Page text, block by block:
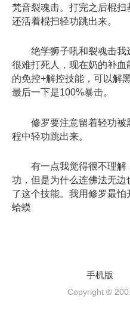
梵音裂魂击。打完之后棍
还活着棍扫轻功跳出来。
绝学狮子吼和裂魂击我
很难打死人，现在奶的补
的免控+解控技能，可以解
最后一下是100%暴击。
修罗要注意留着轻功被
程中轻功跳出来。
有一点我觉得很不理解
功，但是为什么连佛法无
了这个技能。我用修罗最
蛤蟆
手机版
Copyright ©